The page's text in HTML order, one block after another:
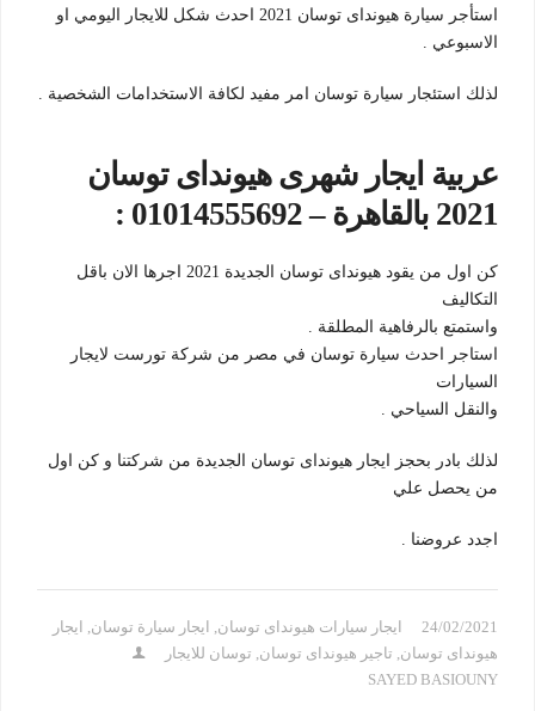
استأجر سيارة هيونداى توسان 2021 احدث شكل للايجار اليومي او
الاسبوعي .
لذلك استئجار سيارة توسان امر مفيد لكافة الاستخدامات الشخصية .
عربية ايجار شهرى هيونداى توسان
2021 بالقاهرة – 01014555692 :
كن اول من يقود هيونداى توسان الجديدة 2021 اجرها الان باقل
التكاليف
واستمتع بالرفاهية المطلقة .
استاجر احدث سيارة توسان في مصر من شركة تورست لايجار
السيارات
والنقل السياحي .
لذلك بادر بحجز ايجار هيونداى توسان الجديدة من شركتنا و كن اول
من يحصل علي
اجدد عروضنا .
24/02/2021 ايجار سيارات هيونداى توسان, ايجار سيارة توسان, ايجار
هيونداى توسان, تاجير هيونداى توسان, توسان للايجار
SAYED BASIOUNY